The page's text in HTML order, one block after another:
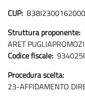
CUP:
Struttura proponente:
ARET
Codice fiscale:
Procedura scelta:
23-AFFIDAMENTO